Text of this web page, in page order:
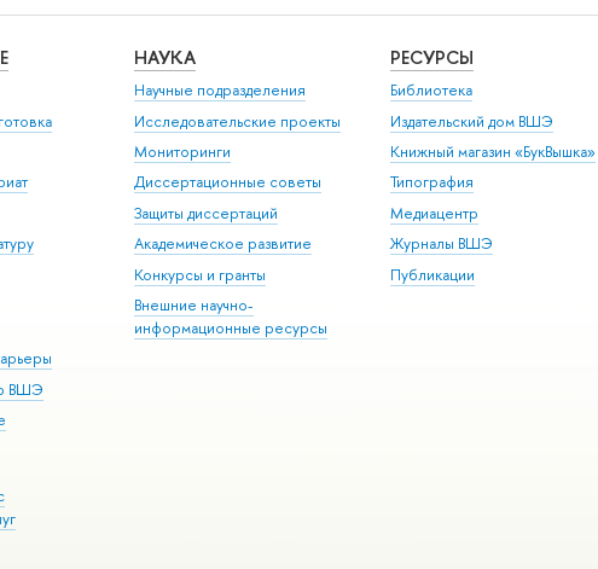
ВШЭ
НАУКА
Научные подразделения
Исследовательские проекты
Мониторинги
Диссертационные советы
Защиты диссертаций
Академическое развитие
Конкурсы и гранты
Внешние научно-
информационные ресурсы
РЕСУРСЫ
Библиотека
Издательский дом ВШЭ
Книжный магазин «БукВышка»
Типография
Медиацентр
Журналы ВШЭ
Публикации